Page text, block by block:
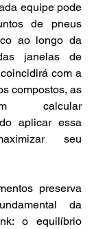
equipe pode
de pneus
ao longo da
janelas de
com a
compostos, as
calcular
aplicar essa
seu
preserva
da
o equilíbrio